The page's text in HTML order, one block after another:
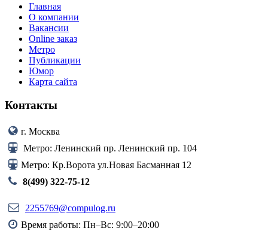
Главная
О компании
Вакансии
Online заказ
Метро
Публикации
Юмор
Карта сайта
Контакты
г. Москва
Метро: Ленинский пр. Ленинский пр. 104
Метро: Кр.Ворота ул.Новая Басманная 12
8(499) 322-75-12
2255769@compulog.ru
Время работы: Пн–Вс: 9:00–20:00